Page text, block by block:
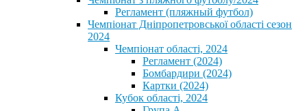
Регламент (пляжный футбол)
Чемпіонат Дніпропетровської області сезон
2024
Чемпіонат області, 2024
Регламент (2024)
Бомбардири (2024)
Картки (2024)
Кубок області, 2024